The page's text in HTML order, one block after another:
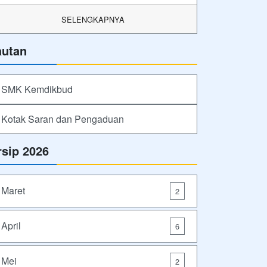
SELENGKAPNYA
SMK Kemdikbud
Kotak Saran dan Pengaduan
2026
Maret 2
April 6
Mei 2